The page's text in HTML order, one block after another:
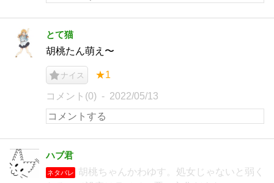
とて猫
胡桃たん萌え〜
ナイス ★1
コメント(0) 2022/05/13
ハブ君
ネタバレ
胡桃ちゃんかわゆす。処女じゃないと弱く